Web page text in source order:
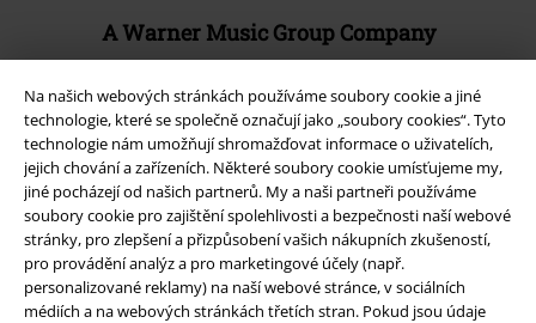
Na našich webových stránkách používáme soubory cookie a jiné
technologie, které se společně označují jako „soubory cookies“. Tyto
technologie nám umožňují shromažďovat informace o uživatelích,
jejich chování a zařízeních. Některé soubory cookie umísťujeme my,
jiné pocházejí od našich partnerů. My a naši partneři používáme
soubory cookie pro zajištění spolehlivosti a bezpečnosti naší webové
stránky, pro zlepšení a přizpůsobení vašich nákupních zkušeností,
pro provádění analýz a pro marketingové účely (např.
personalizované reklamy) na naší webové stránce, v sociálních
médiích a na webových stránkách třetích stran. Pokud jsou údaje
A Warner Music Group Company